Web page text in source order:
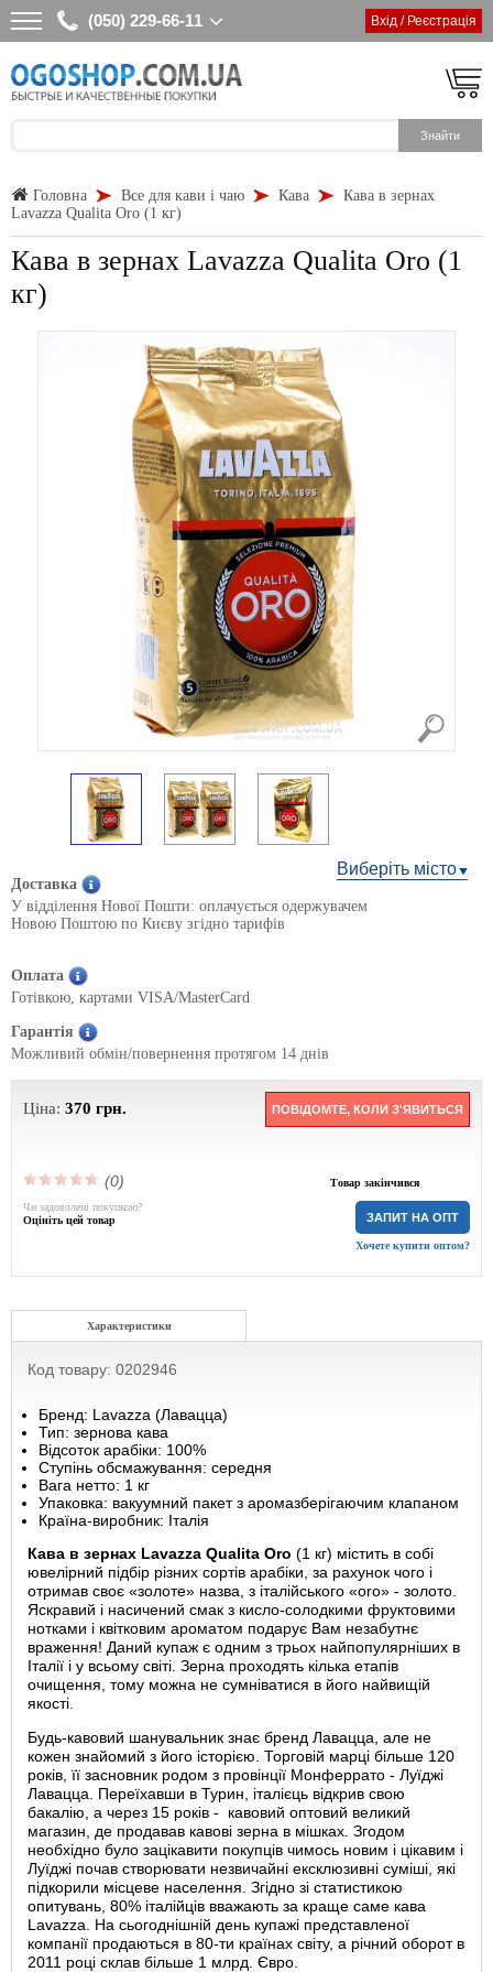
(050) 229-66-11 Вхід / Реєстрація
Головна Все для кави і чаю Кава
Кава в зернах
Lavazza Qualita Oro (1 кг)
Кава в зернах Lavazza Qualita Oro (1
кг)
Виберіть місто
Доставка
У відділення Нової Пошти: оплачується одержувачем
Новою Поштою по Києву згідно тарифів
Оплата
Готівкою, картами VISA/MasterCard
Гарантія
Можливий обмін/повернення протягом 14 днів
Ціна: 370 грн. ПОВІДОМТЕ, КОЛИ З'ЯВИТЬСЯ
(0) Товар закінчився
ЗАПИТ НА ОПТ
Хочете купити оптом?
Чи задоволені покупкою?
Оцініть цей товар
Характеристики
Код товару: 0202946
Бренд: Lavazza (Лавацца)
Тип: зернова кава
Відсоток арабіки: 100%
Ступінь обсмажування: середня
Вага нетто: 1 кг
Упаковка: вакуумний пакет з аромазберігаючим клапаном
Країна-виробник: Італія
Кава в зернах Lavazza Qualita Oro (1 кг) містить в собі
ювелірний підбір різних сортів арабіки, за рахунок чого і
отримав своє «золоте» назва, з італійського «oro» - золото.
Яскравий і насичений смак з кисло-солодкими фруктовими
нотками і квітковим ароматом подарує Вам незабутнє
враження! Даний купаж є одним з трьох найпопулярніших в
Італії і у всьому світі. Зерна проходять кілька етапів
очищення, тому можна не сумніватися в його найвищій
якості.
Будь-кавовий шанувальник знає бренд Лавацца, але не
кожен знайомий з його історією. Торговій марці більше 120
років, її засновник родом з провінції Монферрато - Луїджі
Лавацца. Переїхавши в Турин, італієць відкрив свою
бакалію, а через 15 років - кавовий оптовий великий
магазин, де продавав кавові зерна в мішках. Згодом
необхідно було зацікавити покупців чимось новим і цікавим і
Луїджі почав створювати незвичайні ексклюзивні суміші, які
підкорили місцеве населення. Згідно зі статистикою
опитувань, 80% італійців вважають за краще саме кава
Lavazza. На сьогоднішній день купажі представленої
компанії продаються в 80-ти країнах світу, а річний оборот в
2011 році склав більше 1 млрд. Євро.